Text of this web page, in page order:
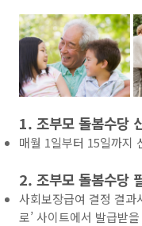
1. 조부모 돌봄수당
매월 1일부터 15일까지
2. 조부모 돌봄수당
사회보장급여 결정 결과
로’ 사이트에서 발급받